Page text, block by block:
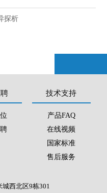
探析
技术支持
产品FAQ
在线视频
国家标准
售后服务
西北区9栋301